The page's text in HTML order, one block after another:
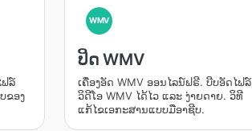
ຟລ໌
ຂອງ
WMV
ປິດ WMV
ເຄື່ອງອັດ WMV ອອນໄລນ໌ຟຣີ. ບີບອັດໄຟລ໌
ວິດີໂອ WMV ໄດ້ໄວ ແລະ ງ່າຍດາຍ. ວິທີ
ແກ້ໄຂເອກະສານແບບມືອາຊີບ.